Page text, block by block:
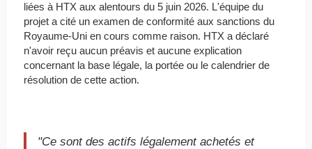
liées à HTX aux alentours du 5 juin 2026. L'équipe du
projet a cité un examen de conformité aux sanctions du
Royaume-Uni en cours comme raison. HTX a déclaré
n'avoir reçu aucun préavis et aucune explication
concernant la base légale, la portée ou le calendrier de
résolution de cette action.
"Ce sont des actifs légalement achetés et